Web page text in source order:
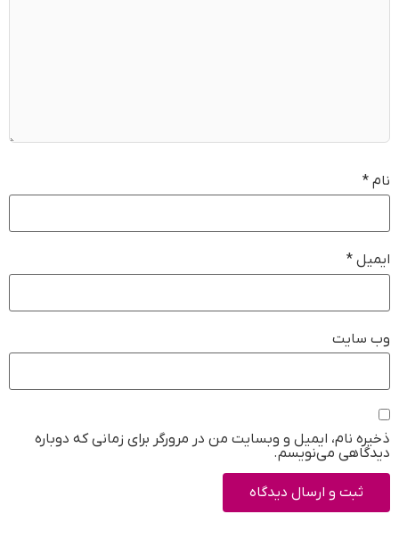
نام *
ایمیل *
وب‌ سایت
ذخیره نام، ایمیل و وبسایت من در مرورگر برای زمانی که دوباره
دیدگاهی می‌نویسم.